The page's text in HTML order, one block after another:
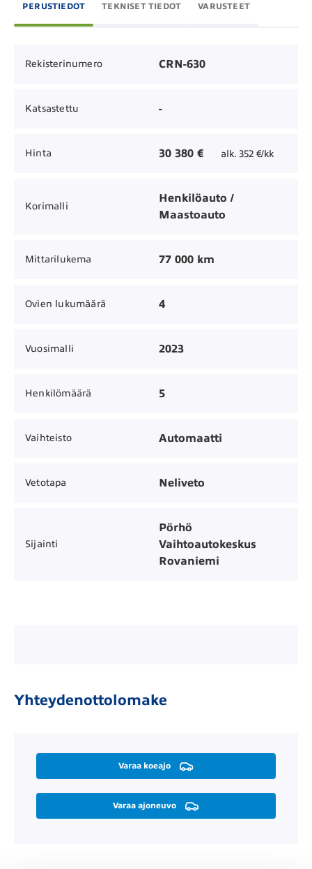
PERUSTIEDOT TEKNISET TIEDOT VARUSTEET
Rekisterinumero CRN-630
Katsastettu -
Hinta 30 380 € alk. 352 €/kk
Korimalli
Henkilöauto /
Maastoauto
Mittarilukema 77 000 km
Ovien lukumäärä 4
Vuosimalli 2023
Henkilömäärä 5
Vaihteisto Automaatti
Vetotapa Neliveto
Sijainti
Pörhö
Vaihtoautokeskus
Rovaniemi
Yhteydenottolomake
Varaa koeajo
Varaa ajoneuvo